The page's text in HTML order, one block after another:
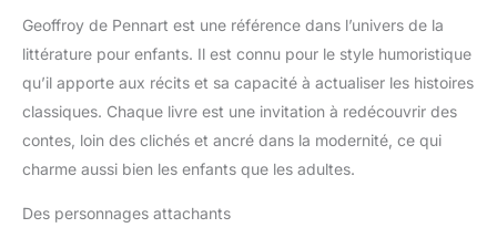
Geoffroy de Pennart est une référence dans l’univers de la
littérature pour enfants. Il est connu pour le style humoristique
qu’il apporte aux récits et sa capacité à actualiser les histoires
classiques. Chaque livre est une invitation à redécouvrir des
contes, loin des clichés et ancré dans la modernité, ce qui
charme aussi bien les enfants que les adultes.
Des personnages attachants